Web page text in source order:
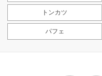
トンカツ
パフェ